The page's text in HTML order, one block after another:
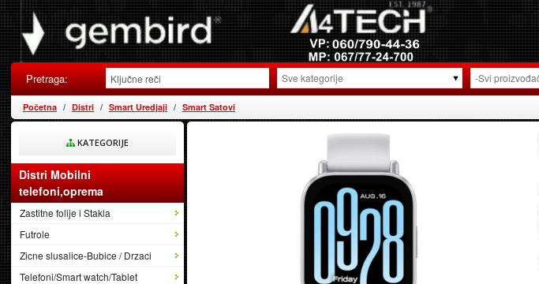
Pretraga:
Početna Distri Smart Uredjaji Smart Satovi
KATEGORIJE
Distri Mobilni
telefoni,oprema
Zastitne folije i Stakla
Futrole
Zicne slusalice-Bubice / Drzaci
Telefoni/Smart watch/Tablet